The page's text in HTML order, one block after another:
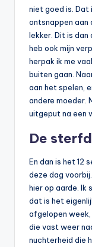
niet goed is. Dat
ontsnappen aan
lekker. Dit is
heb ook mijn
herpak ik me
buiten gaan.
aan het spelen,
andere moeder.
uitgeput na een
De
En dan is het 12
deze dag
hier op aarde. Ik
dat is het
afgelopen week,
die vast weer
nuchterheid die